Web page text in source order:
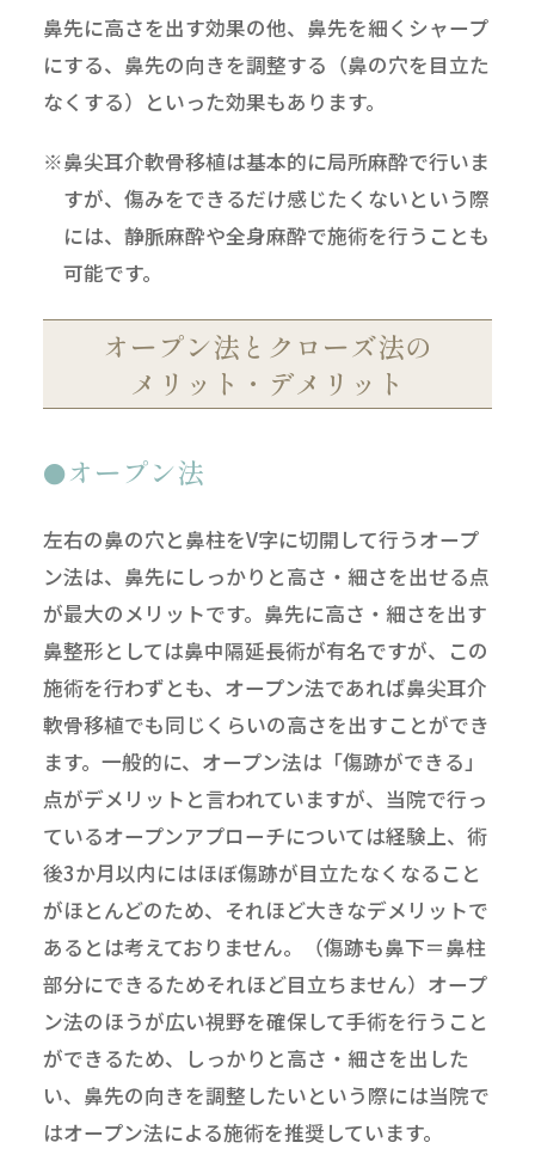
鼻先に高さを出す効果の他、鼻先を細くシャープ
にする、鼻先の向きを調整する（鼻の穴を目立た
なくする）といった効果もあります。
※鼻尖耳介軟骨移植は基本的に局所麻酔で行いま
すが、傷みをできるだけ感じたくないという際
には、静脈麻酔や全身麻酔で施術を行うことも
可能です。
オープン法とクローズ法の
メリット・デメリット
オープン法
左右の鼻の穴と鼻柱をV字に切開して行うオープ
ン法は、鼻先にしっかりと高さ・細さを出せる点
が最大のメリットです。鼻先に高さ・細さを出す
鼻整形としては鼻中隔延長術が有名ですが、この
施術を行わずとも、オープン法であれば鼻尖耳介
軟骨移植でも同じくらいの高さを出すことができ
ます。一般的に、オープン法は「傷跡ができる」
点がデメリットと言われていますが、当院で行っ
ているオープンアプローチについては経験上、術
後3か月以内にはほぼ傷跡が目立たなくなること
がほとんどのため、それほど大きなデメリットで
あるとは考えておりません。（傷跡も鼻下＝鼻柱
部分にできるためそれほど目立ちません）オープ
ン法のほうが広い視野を確保して手術を行うこと
ができるため、しっかりと高さ・細さを出した
い、鼻先の向きを調整したいという際には当院で
はオープン法による施術を推奨しています。